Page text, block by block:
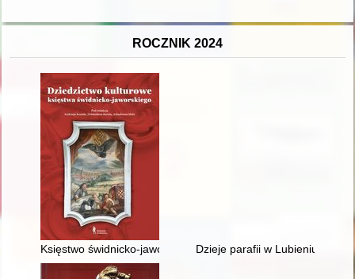
ROCZNIK 2024
Księstwo świdnicko-jaworskie w średniowiecznej i
Dzieje parafii w Lubieniu